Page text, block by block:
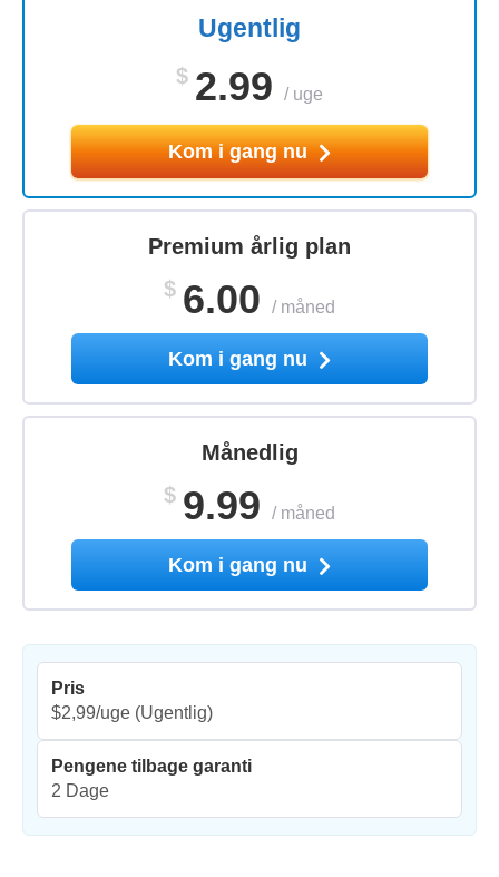
Ugentlig
$ 2.99 / uge
Kom i gang nu
Premium årlig plan
$ 6.00 / måned
Kom i gang nu
Månedlig
$ 9.99 / måned
Kom i gang nu
Pris
$2,99/uge (Ugentlig)
Pengene tilbage garanti
2 Dage